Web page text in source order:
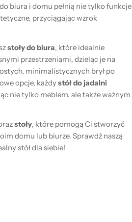
biura i domu pełnią nie tylko funkcje
przyciągając wzrok
stoły do biura, które idealnie
przestrzeniami, dzieląc je na
minimalistycznych brył po
opcje, każdystół do jadalni
nie tylko meblem, ale także ważnym
stoły, które pomogą Ci stworzyć
domu lub biurze. Sprawdź naszą
stół dla siebie!